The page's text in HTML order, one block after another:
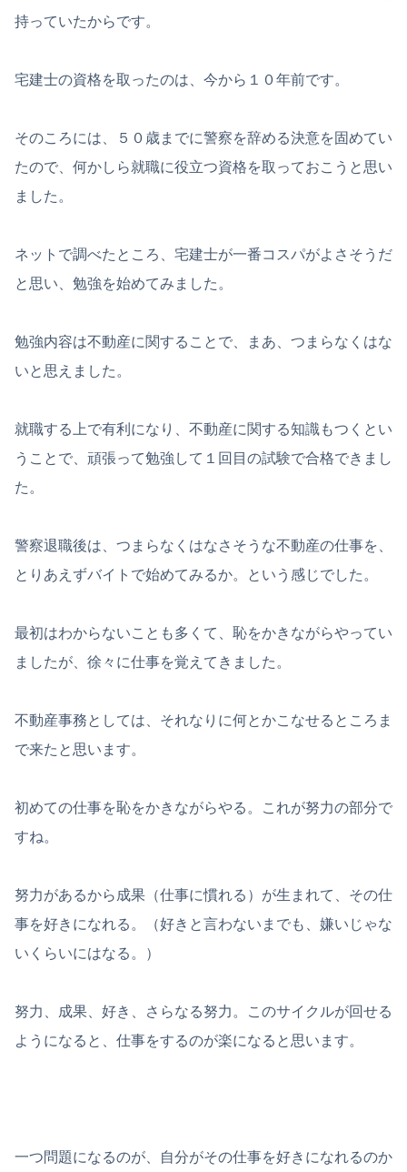
持っていたからです。
宅建士の資格を取ったのは、今から１０年前です。
そのころには、５０歳までに警察を辞める決意を固めてい
たので、何かしら就職に役立つ資格を取っておこうと思い
ました。
ネットで調べたところ、宅建士が一番コスパがよさそうだ
と思い、勉強を始めてみました。
勉強内容は不動産に関することで、まあ、つまらなくはな
いと思えました。
就職する上で有利になり、不動産に関する知識もつくとい
うことで、頑張って勉強して１回目の試験で合格できまし
た。
警察退職後は、つまらなくはなさそうな不動産の仕事を、
とりあえずバイトで始めてみるか。という感じでした。
最初はわからないことも多くて、恥をかきながらやってい
ましたが、徐々に仕事を覚えてきました。
不動産事務としては、それなりに何とかこなせるところま
で来たと思います。
初めての仕事を恥をかきながらやる。これが努力の部分で
すね。
努力があるから成果（仕事に慣れる）が生まれて、その仕
事を好きになれる。（好きと言わないまでも、嫌いじゃな
いくらいにはなる。）
努力、成果、好き、さらなる努力。このサイクルが回せる
ようになると、仕事をするのが楽になると思います。
一つ問題になるのが、自分がその仕事を好きになれるのか